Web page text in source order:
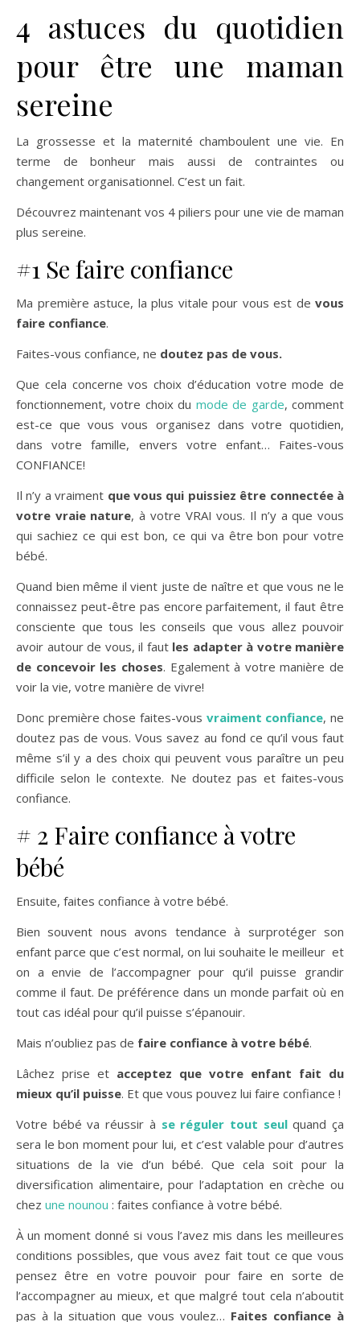
4 astuces du quotidien
pour être une maman
sereine
La grossesse et la maternité chamboulent une vie. En
terme de bonheur mais aussi de contraintes ou
changement organisationnel. C’est un fait.
Découvrez maintenant vos 4 piliers pour une vie de maman
plus sereine.
#1 Se faire confiance
Ma première astuce, la plus vitale pour vous est de vous
faire confiance.
Faites-vous confiance, ne doutez pas de vous.
Que cela concerne vos choix d’éducation votre mode de
fonctionnement, votre choix du mode de garde, comment
est-ce que vous vous organisez dans votre quotidien,
dans votre famille, envers votre enfant… Faites-vous
CONFIANCE!
Il n’y a vraiment que vous qui puissiez être connectée à
votre vraie nature, à votre VRAI vous. Il n’y a que vous
qui sachiez ce qui est bon, ce qui va être bon pour votre
bébé.
Quand bien même il vient juste de naître et que vous ne le
connaissez peut-être pas encore parfaitement, il faut être
consciente que tous les conseils que vous allez pouvoir
avoir autour de vous, il faut les adapter à votre manière
de concevoir les choses. Egalement à votre manière de
voir la vie, votre manière de vivre!
Donc première chose faites-vous vraiment confiance, ne
doutez pas de vous. Vous savez au fond ce qu’il vous faut
même s’il y a des choix qui peuvent vous paraître un peu
difficile selon le contexte. Ne doutez pas et faites-vous
confiance.
# 2 Faire confiance à votre
bébé
Ensuite, faites confiance à votre bébé.
Bien souvent nous avons tendance à surprotéger son
enfant parce que c’est normal, on lui souhaite le meilleur et
on a envie de l’accompagner pour qu’il puisse grandir
comme il faut. De préférence dans un monde parfait où en
tout cas idéal pour qu’il puisse s’épanouir.
Mais n’oubliez pas de faire confiance à votre bébé.
Lâchez prise et acceptez que votre enfant fait du
mieux qu’il puisse. Et que vous pouvez lui faire confiance !
Votre bébé va réussir à se réguler tout seulquand ça
sera le bon moment pour lui, et c’est valable pour d’autres
situations de la vie d’un bébé. Que cela soit pour la
diversification alimentaire, pour l’adaptation en crèche ou
chez une nounou : faites confiance à votre bébé.
À un moment donné si vous l’avez mis dans les meilleures
conditions possibles, que vous avez fait tout ce que vous
pensez être en votre pouvoir pour faire en sorte de
l’accompagner au mieux, et que malgré tout cela n’aboutit
pas à la situation que vous voulez… Faites confiance à